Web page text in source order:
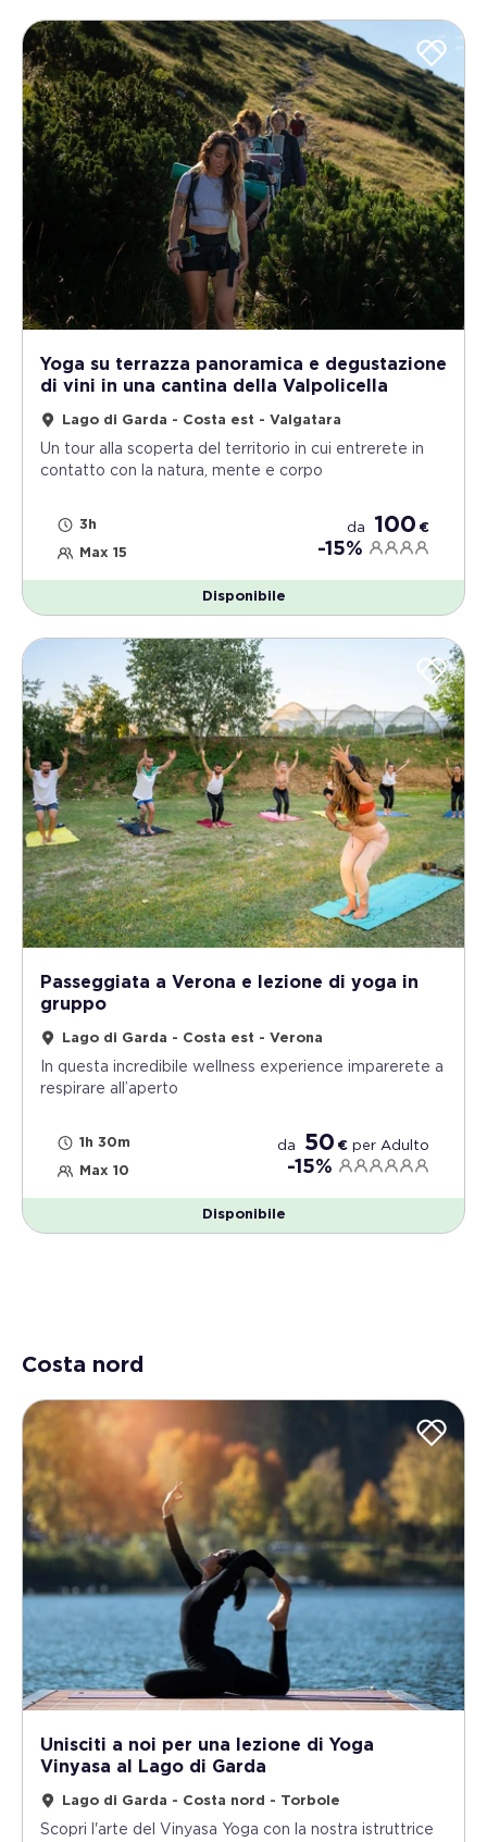
Yoga su terrazza panoramica e degustazione
di vini in una cantina della Valpolicella
Lago di Garda - Costa est - Valgatara
Un tour alla scoperta del territorio in cui entrerete in
contatto con la natura, mente e corpo
3h
Max 15
da 100 €
-15%
Disponibile
Passeggiata a Verona e lezione di yoga in
gruppo
Lago di Garda - Costa est - Verona
In questa incredibile wellness experience imparerete a
respirare all’aperto
1h 30m
Max 10
da 50 € per Adulto
-15%
Disponibile
Costa nord
Unisciti a noi per una lezione di Yoga
Vinyasa al Lago di Garda
Lago di Garda - Costa nord - Torbole
Scopri l'arte del Vinyasa Yoga con la nostra istruttrice